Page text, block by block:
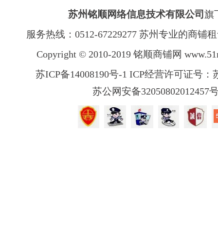
苏州铭顺网络信息技术有限公司 旗
服务热线：0512-67229277 苏州专业的商铺
Copyright © 2010-2019 铭顺商铺网
苏ICP备14008190号-1 ICP经营许可证号：
苏公网安备32050802012457